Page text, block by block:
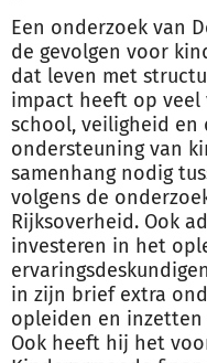
Een onderzoek van
de gevolgen voor
dat leven met
impact heeft op
school, veiligheid en
ondersteuning van
samenhang nodig
volgens de
Rijksoverheid. Ook
investeren in het
in zijn brief extra
opleiden en inzetten
Ook heeft hij het